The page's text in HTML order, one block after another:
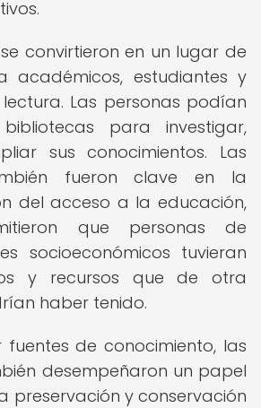
convirtieron en un lugar de
académicos, estudiantes y
Las personas podían
para investigar,
sus conocimientos. Las
fueron clave en la
del acceso a la educación,
que personas de
socioeconómicos tuvieran
y recursos que de otra
haber tenido.
de conocimiento, las
desempeñaron un papel
preservación y conservación